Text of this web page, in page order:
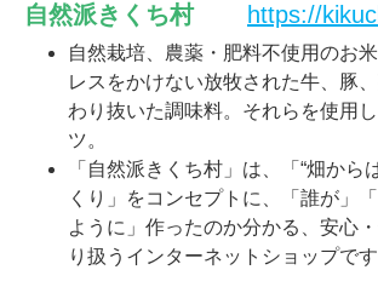
自然派きくち村 https://
自然栽培、農薬・肥料不使用のお
レスをかけない放牧された牛、豚
わり抜いた調味料。それらを使用
ツ。
「自然派きくち村」は、「“畑から
くり」をコンセプトに、「誰が」
ように」作ったのか分かる、安心
り扱うインターネットショップです